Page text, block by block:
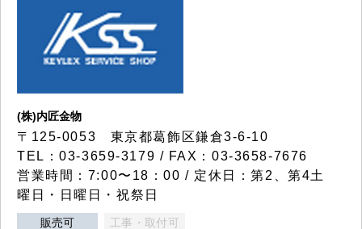
(株)内匠金物
〒125-0053 東京都葛飾区鎌倉3-6-10
TEL：03-3659-3179 / FAX：03-3658-7676
営業時間：7:00〜18：00 / 定休日：第2、第4土
曜日・日曜日・祝祭日
販売可 工事・取付可